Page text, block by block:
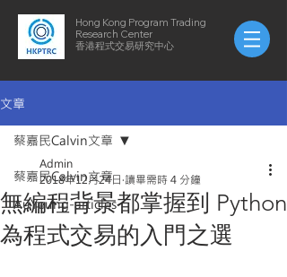
Hong Kong Program Trading
Research Center
​​香港程式交易研究中心
文章
蔡嘉民Calvin文章
AuYeung-articles
蔡嘉民Calvin文章
無編程背景都掌握到 Python
為程式交易的入門之選
Admin
2018年12月24日 讀畢需時 4 分鐘